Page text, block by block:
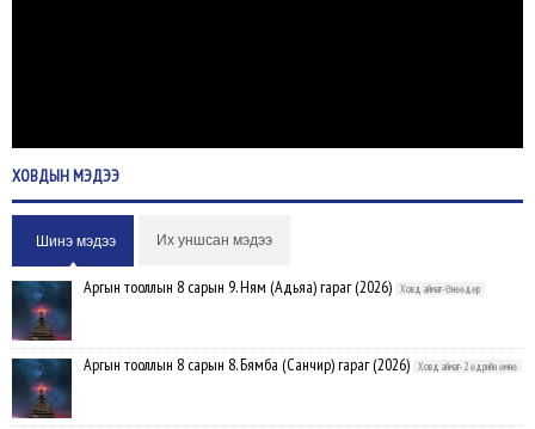
ХОВДЫНМЭДЭЭ
Шинэ мэдээ Их уншсан мэдээ
Аргын тооллын 8 сарын 9. Ням (Адьяа) гараг (2026) Ховд аймаг-Өнөөдөр
Аргын тооллын 8 сарын 8. Бямба (Санчир) гараг (2026) Ховд аймаг-2 өдрийн өмнө